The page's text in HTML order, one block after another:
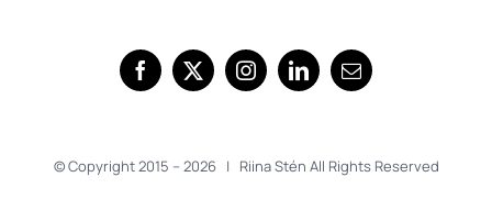
© Copyright 2015 – 2026 | Riina Stén All Rights Reserved